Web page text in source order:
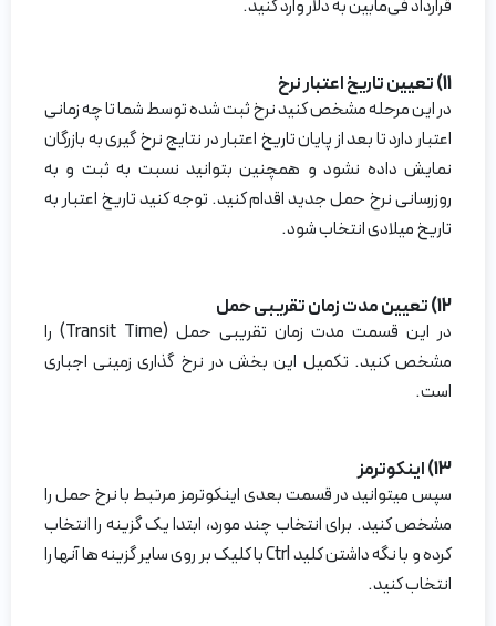
قرارداد فی‌مابین به دلار وارد کنید.
11) تعیین تاریخ اعتبار نرخ
در این مرحله مشخص کنید نرخ ثبت شده توسط شما تا چه زمانی
اعتبار دارد تا بعد از پایان تاریخ اعتبار در نتایج نرخ گیری به بازرگان
نمایش داده نشود و همچنین بتوانید نسبت به ثبت و به
روزرسانی نرخ حمل جدید اقدام کنید. توجه کنید تاریخ اعتبار به
تاریخ میلادی انتخاب شود.
12) تعیین مدت زمان تقریبی حمل
در این قسمت مدت زمان تقریبی حمل (Transit Time) را
مشخص کنید. تکمیل این بخش در نرخ گذاری زمینی اجباری
است.
13) اینکوترمز
سپس میتوانید در قسمت بعدی اینکوترمز مرتبط با نرخ حمل را
مشخص کنید. برای انتخاب چند مورد، ابتدا یک گزینه را انتخاب
کرده و با نگه داشتن کلید Ctrl با کلیک بر روی سایر گزینه ها آنها را
انتخاب کنید.